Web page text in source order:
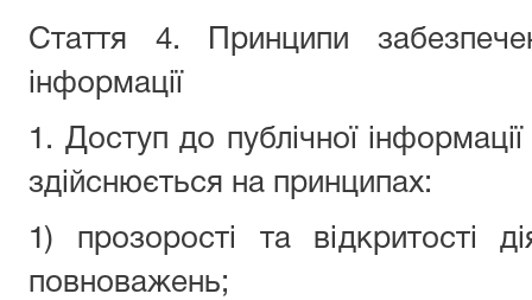
Стаття 4. Принципи
інформації
1. Доступ до публічної
здійснюється на принципах:
1) прозорості та відкритості
повноважень;